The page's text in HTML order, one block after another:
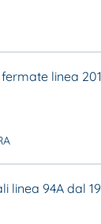
linea
linea 94A dal